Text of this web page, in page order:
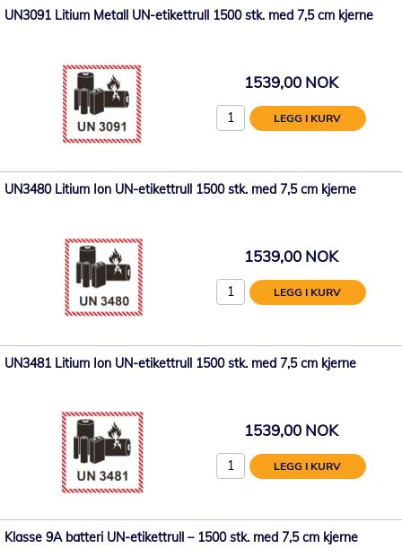
UN3091 Litium Metall UN-etikettrull 1500 stk. med 7,5 cm kjerne
1539,00 NOK
LEGG I KURV
UN3480 Litium Ion UN-etikettrull 1500 stk. med 7,5 cm kjerne
1539,00 NOK
LEGG I KURV
UN3481 Litium Ion UN-etikettrull 1500 stk. med 7,5 cm kjerne
1539,00 NOK
LEGG I KURV
Klasse 9A batteri UN-etikettrull – 1500 stk. med 7,5 cm kjerne